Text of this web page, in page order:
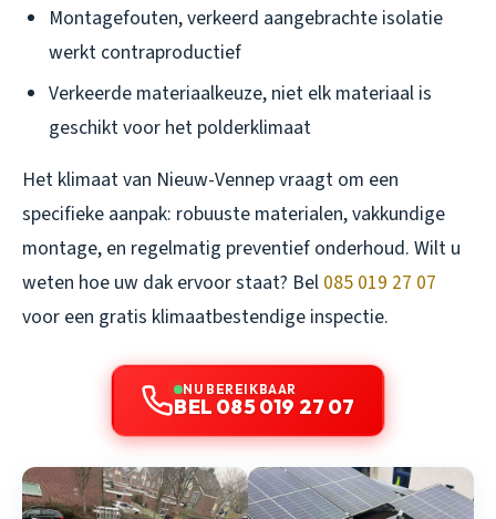
Montagefouten, verkeerd aangebrachte isolatie
werkt contraproductief
Verkeerde materiaalkeuze, niet elk materiaal is
geschikt voor het polderklimaat
Het klimaat van Nieuw-Vennep vraagt om een
specifieke aanpak: robuuste materialen, vakkundige
montage, en regelmatig preventief onderhoud. Wilt u
weten hoe uw dak ervoor staat? Bel 085 019 27 07
voor een gratis klimaatbestendige inspectie.
NU BEREIKBAAR
BEL 085 019 27 07